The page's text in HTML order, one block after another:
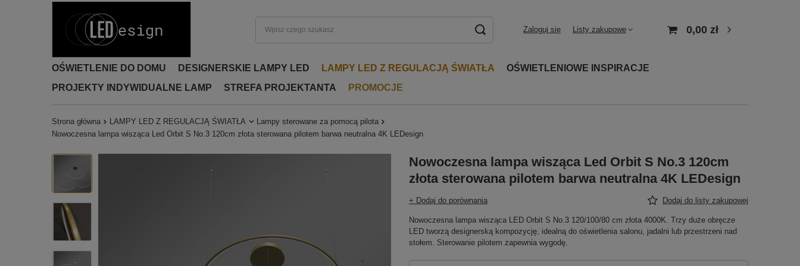
Zaloguj się Listy zakupowe 0,00 zł
OŚWIETLENIE DO DOMU DESIGNERSKIE LAMPY LED LAMPY LED Z REGULACJĄ ŚWIATŁA
OŚWIETLENIOWE INSPIRACJE
PROJEKTY INDYWIDUALNE LAMP
STREFA PROJEKTANTA PROMOCJE
Strona główna LAMPY LED Z REGULACJĄ ŚWIATŁA
Lampy sterowane za pomocą pilota
Nowoczesna lampa wisząca Led Orbit S No.3 120cm złota sterowana pilotem barwa neutralna 4K LEDesign
Nowoczesna lampa wisząca Led Orbit S No.3 120cm
złota sterowana pilotem barwa neutralna 4K LEDesign
+ Dodaj do porównania Dodaj do listy zakupowej
Nowoczesna lampa wisząca LED Orbit S No.3 120/100/80 cm złota 4000K. Trzy duże obręcze
LED tworzą designerską kompozycję, idealną do oświetlenia salonu, jadalni lub przestrzeni nad
stołem. Sterowanie pilotem zapewnia wygodę.